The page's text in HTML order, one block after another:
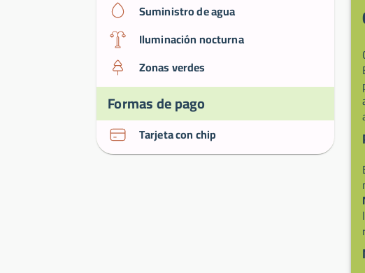
Suministro de agua
Iluminación nocturna
Zonas verdes
Formas de pago
Tarjeta con chip